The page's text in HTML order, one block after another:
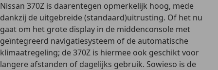
Nissan 370Z is daarentegen opmerkelijk hoog, mede
dankzij de uitgebreide (standaard)uitrusting. Of het nu
gaat om het grote display in de middenconsole met
geïntegreerd navigatiesysteem of de automatische
klimaatregeling; de 370Z is hiermee ook geschikt voor
langere afstanden of dagelijks gebruik. Sowieso is de